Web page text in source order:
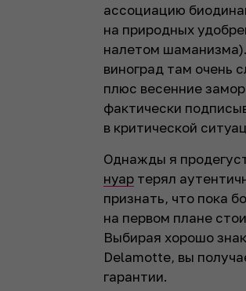
ассоциацию
на природных
налетом
виноград там очень
плюс весенние
фактически
в критической
Однажды я
нуар терял
признать, что пока
на первом плане
Выбирая хорошо
Delamotte, вы
гарантии.